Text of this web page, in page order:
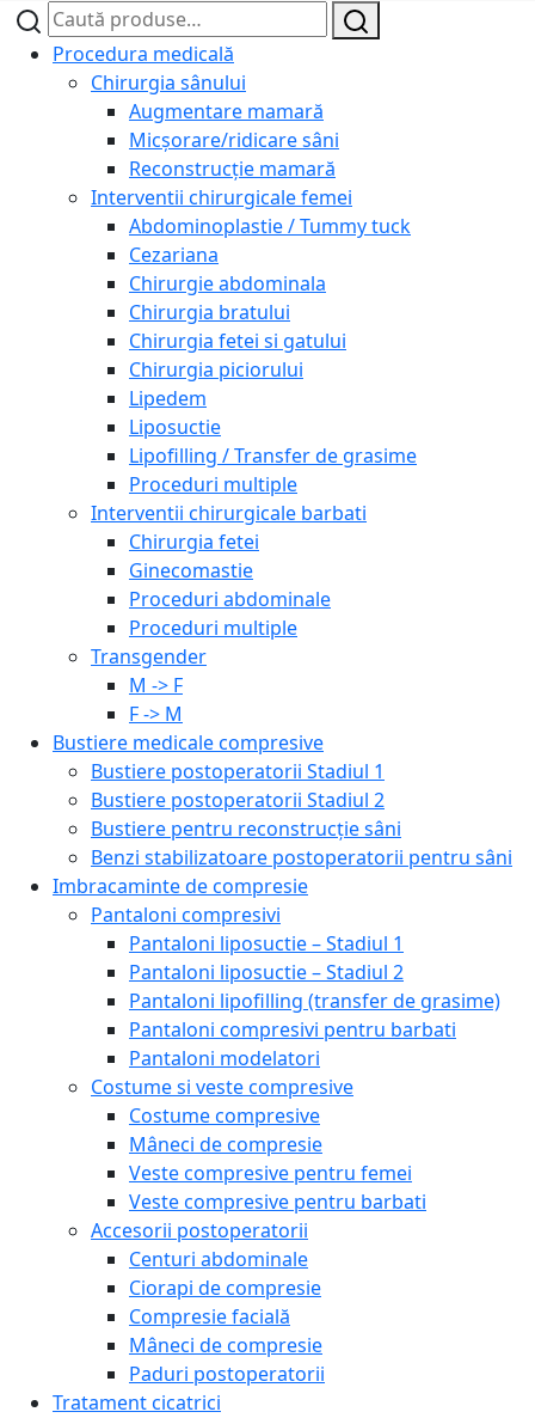
Caută
după:
Caută
Procedura medicală
Chirurgia sânului
Augmentare mamară
Micșorare/ridicare sâni
Reconstrucție mamară
Interventii chirurgicale femei
Abdominoplastie / Tummy tuck
Cezariana
Chirurgie abdominala
Chirurgia bratului
Chirurgia fetei si gatului
Chirurgia piciorului
Lipedem
Liposuctie
Lipofilling / Transfer de grasime
Proceduri multiple
Interventii chirurgicale barbati
Chirurgia fetei
Ginecomastie
Proceduri abdominale
Proceduri multiple
Transgender
M -> F
F -> M
Bustiere medicale compresive
Bustiere postoperatorii Stadiul 1
Bustiere postoperatorii Stadiul 2
Bustiere pentru reconstrucție sâni
Benzi stabilizatoare postoperatorii pentru sâni
Imbracaminte de compresie
Pantaloni compresivi
Pantaloni liposuctie – Stadiul 1
Pantaloni liposuctie – Stadiul 2
Pantaloni lipofilling (transfer de grasime)
Pantaloni compresivi pentru barbati
Pantaloni modelatori
Costume si veste compresive
Costume compresive
Mâneci de compresie
Veste compresive pentru femei
Veste compresive pentru barbati
Accesorii postoperatorii
Centuri abdominale
Ciorapi de compresie
Compresie facială
Mâneci de compresie
Paduri postoperatorii
Tratament cicatrici